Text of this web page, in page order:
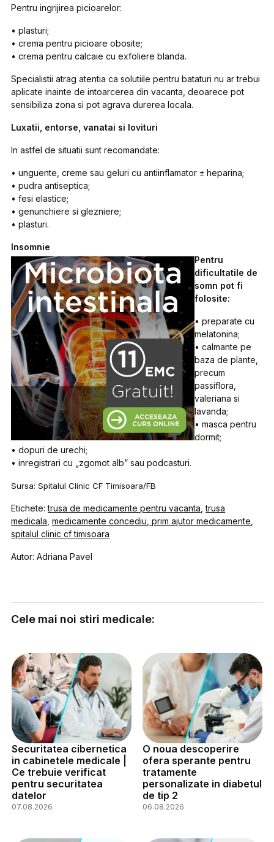
Pentru ingrijirea picioarelor:
• plasturi;
• crema pentru picioare obosite;
• crema pentru calcaie cu exfoliere blanda.
Specialistii atrag atentia ca solutiile pentru bataturi nu ar trebui
aplicate inainte de intoarcerea din vacanta, deoarece pot
sensibiliza zona si pot agrava durerea locala.
Luxatii, entorse, vanatai si lovituri
In astfel de situatii sunt recomandate:
• unguente, creme sau geluri cu antiinflamator ± heparina;
• pudra antiseptica;
• fesi elastice;
• genunchiere si glezniere;
• plasturi.
Insomnie
Pentru
dificultatile de
somn pot fi
folosite:
• preparate cu
melatonina;
• calmante pe
baza de plante,
precum
passiflora,
valeriana si
lavanda;
• masca pentru
dormit;
• dopuri de urechi;
• inregistrari cu „zgomot alb” sau podcasturi.
Sursa: Spitalul Clinic CF Timisoara/FB
Etichete:trusa de medicamente pentru vacanta ,trusa
medicala ,medicamente concediu prim ajutor medicamente
spitalul clinic cf timisoara
Autor: Adriana Pavel
Cele mai noi stiri medicale:
Securitatea cibernetica
in cabinetele medicale |
Ce trebuie verificat
pentru securitatea
datelor
07.08.2026
O noua descoperire
ofera sperante pentru
tratamente
personalizate in diabetul
de tip 2
06.08.2026